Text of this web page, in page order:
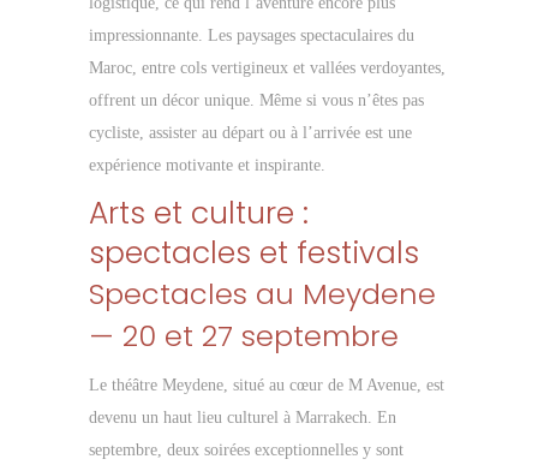
impressionnante. Les paysages spectaculaires du
Maroc, entre cols vertigineux et vallées verdoyantes,
offrent un décor unique. Même si vous n’êtes pas
cycliste, assister au départ ou à l’arrivée est une
expérience motivante et inspirante.
Arts et culture :
spectacles et festivals
Spectacles au Meydene
— 20 et 27 septembre
Le théâtre Meydene, situé au cœur de M Avenue, est
devenu un haut lieu culturel à Marrakech. En
septembre, deux soirées exceptionnelles y sont